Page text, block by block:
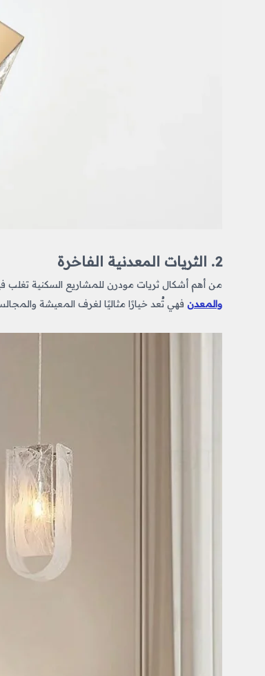
2. الثريات المعدنية الفاخرة
من أهم أشكال ثريات مودرن للمشاريع السكنية تغلب
والمعدن فهي تُعد خيارًا مثاليًا لغرف المعيشة